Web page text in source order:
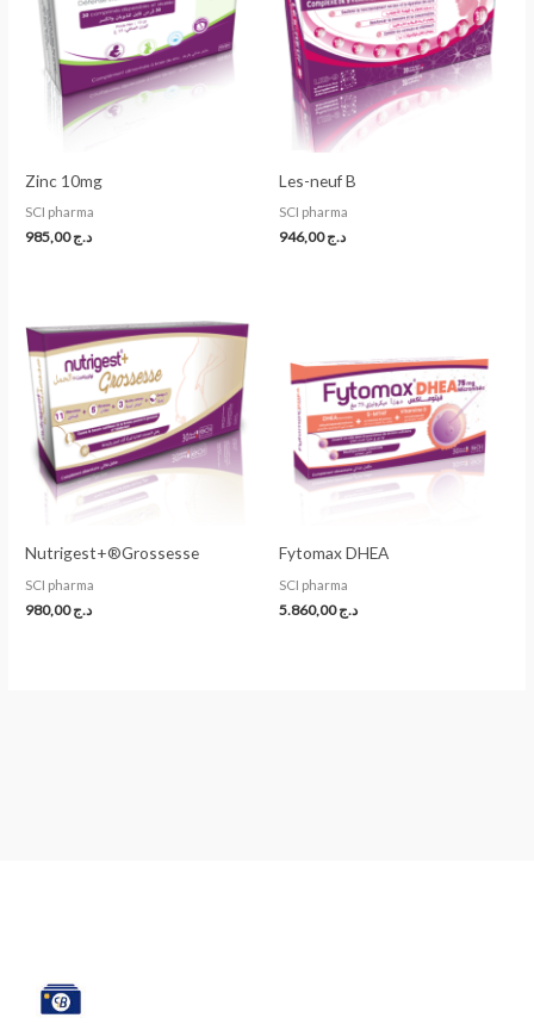
Zinc 10mg
SCI pharma
د.ج985,00
Les-neuf B
SCI pharma
د.ج946,00
Nutrigest+®Grossesse
SCI pharma
د.ج980,00
Fytomax DHEA
SCI pharma
د.ج5.860,00